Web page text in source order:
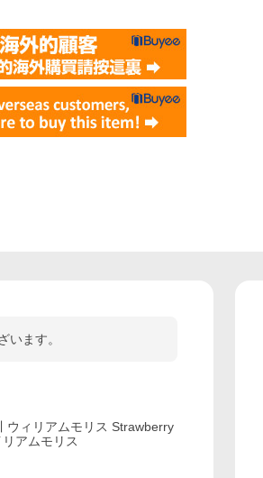
ます。
ウィリアムモリス Strawberry
アムモリス